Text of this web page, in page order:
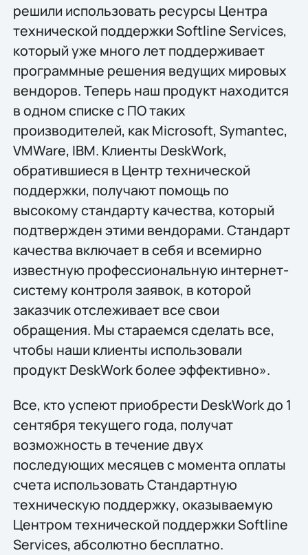
решили использовать ресурсы Центра
технической поддержки Softline Services,
который уже много лет поддерживает
программные решения ведущих мировых
вендоров. Теперь наш продукт находится
в одном списке с ПО таких
производителей, как Microsoft, Symantec,
VMWare, IBM. Клиенты DeskWork,
обратившиеся в Центр технической
поддержки, получают помощь по
высокому стандарту качества, который
подтвержден этими вендорами. Стандарт
качества включает в себя и всемирно
известную профессиональную интернет-
систему контроля заявок, в которой
заказчик отслеживает все свои
обращения. Мы стараемся сделать все,
чтобы наши клиенты использовали
продукт DeskWork более эффективно».
Все, кто успеют приобрести DeskWork до 1
сентября текущего года, получат
возможность в течение двух
последующих месяцев с момента оплаты
счета использовать Стандартную
техническую поддержку, оказываемую
Центром технической поддержки Softline
Services, абсолютно бесплатно.